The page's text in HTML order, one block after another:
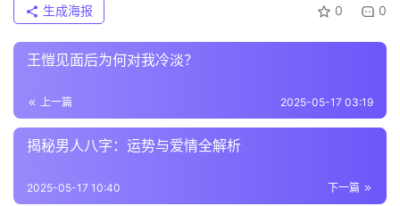
0 0
生成海报
王愷见面后为何对我冷淡？
上一篇 2025-05-17 03:19
揭秘男人八字：运势与爱情全解析
下一篇
2025-05-17 10:40